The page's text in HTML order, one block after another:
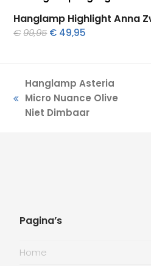
Hanglamp Highlight Anna
€99,95 Oorspronkelijke
€ 49,95
previous
post:
Hanglamp Asteria
Micro Nuance Olive
Niet Dimbaar
Pagina’s
Home